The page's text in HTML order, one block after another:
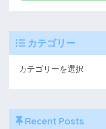
カテゴリー
Recent Posts